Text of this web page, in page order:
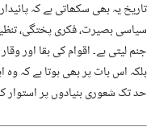
تاریخ یہ بھی سکھاتی ہے کہ
سیاسی بصیرت، فکری پختگی،
جنم لیتی ہے۔ اقوام کی بقا اور
بلکہ اس بات پر بھی ہوتا ہے کہ
حد تک شعوری بنیادوں پر استوار